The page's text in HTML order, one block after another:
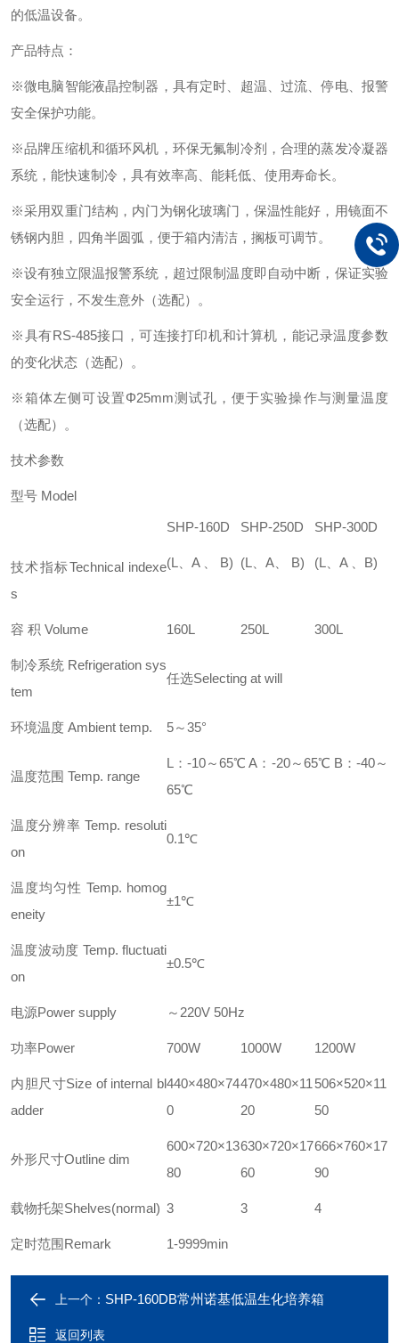
的低温设备。
产品特点：
※微电脑智能液晶控制器，具有定时、超温、过流、停电、报警
安全保护功能。
※品牌压缩机和循环风机，环保无氟制冷剂，合理的蒸发冷凝器
系统，能快速制冷，具有效率高、能耗低、使用寿命长。
※采用双重门结构，内门为钢化玻璃门，保温性能好，用镜面不
锈钢内胆，四角半圆弧，便于箱内清洁，搁板可调节。
※设有独立限温报警系统，超过限制温度即自动中断，保证实验
安全运行，不发生意外（选配）。
※具有RS-485接口，可连接打印机和计算机，能记录温度参数
的变化状态（选配）。
※箱体左侧可设置Φ25mm测试孔，便于实验操作与测量温度
（选配）。
技术参数
型号 Model
技术指标Technical indexe
s
SHP-160D
(L、A 、 B)
SHP-250D
(L、A、 B)
SHP-300D
(L、A 、B)
容 积 Volume 160L 250L 300L
制冷系统 Refrigeration sys
tem
任选Selecting at will
环境温度 Ambient temp. 5～35°
温度范围 Temp. range
L：-10～65℃ A：-20～65℃ B：-40～
65℃
温度分辨率 Temp. resoluti
on
0.1℃
温度均匀性 Temp. homog
eneity
±1℃
温度波动度 Temp. fluctuati
on
±0.5℃
电源Power supply ～220V 50Hz
功率Power 700W 1000W 1200W
内胆尺寸Size of internal bl
adder
440×480×74
0
470×480×11
20
506×520×11
50
外形尺寸Outline dim
600×720×13
80
630×720×17
60
666×760×17
90
载物托架Shelves(normal) 3 3 4
定时范围Remark 1-9999min
上一个： SHP-160DB常州诺基低温生化培养箱
返回列表